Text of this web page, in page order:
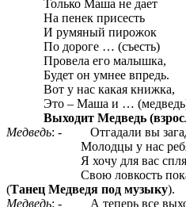
Только Маша не дает
На пенек присесть
И румяный пирожок
По дороге … (съесть)
Провела его малышка,
Будет он умнее впредь.
Вот у нас какая книжка,
Это – Маша и …
Выходит Медведь
Медведь: - Отгадали вы
Молодцы у нас
Я хочу для вас
Свою ловкость
(Танец Медведя под музыку).
Медведь: - А теперь все